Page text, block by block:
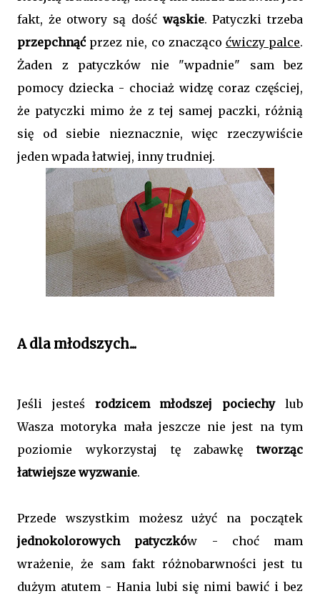
fakt, że otwory są dość wąskie. Patyczki trzeba
przepchnąćprzez nie, co znacząco ćwiczy palce.
Żaden z patyczków nie "wpadnie" sam bez
pomocy dziecka - chociaż widzę coraz częściej,
że patyczki mimo że z tej samej paczki, różnią
się od siebie nieznacznie, więc rzeczywiście
jeden wpada łatwiej, inny trudniej.
A dla młodszych...
Jeśli jesteś rodzicem młodszej pociechylub
Wasza motoryka mała jeszcze nie jest na tym
poziomie wykorzystaj tę zabawkę tworząc
łatwiejsze wyzwanie.
Przede wszystkim możesz użyć na początek
jednokolorowych patyczków - choć mam
wrażenie, że sam fakt różnobarwności jest tu
dużym atutem - Hania lubi się nimi bawić i bez